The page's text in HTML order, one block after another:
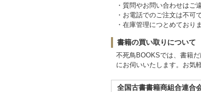
・質問やお問い合わせはご
・お電話でのご注文は不可
・在庫管理につとめており
書籍の買い取りについて
不死鳥BOOKSでは、書籍
にお伺いいたします。お気
全国古書書籍商組合連合